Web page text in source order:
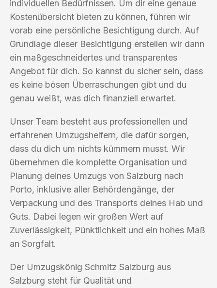
individuellen Bedürfnissen. Um dir eine genaue
Kostenübersicht bieten zu können, führen wir
vorab eine persönliche Besichtigung durch. Auf
Grundlage dieser Besichtigung erstellen wir dann
ein maßgeschneidertes und transparentes
Angebot für dich. So kannst du sicher sein, dass
es keine bösen Überraschungen gibt und du
genau weißt, was dich finanziell erwartet.
Unser Team besteht aus professionellen und
erfahrenen Umzugshelfern, die dafür sorgen,
dass du dich um nichts kümmern musst. Wir
übernehmen die komplette Organisation und
Planung deines Umzugs von Salzburg nach
Porto, inklusive aller Behördengänge, der
Verpackung und des Transports deines Hab und
Guts. Dabei legen wir großen Wert auf
Zuverlässigkeit, Pünktlichkeit und ein hohes Maß
an Sorgfalt.
Der Umzugskönig Schmitz Salzburg aus
Salzburg steht für Qualität und